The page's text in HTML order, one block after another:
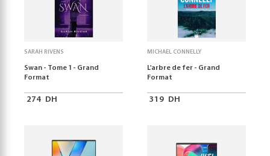
SARAH RIVENS
Swan - Tome 1 - Grand
Format
274 DH
MICHAEL CONNELLY
L'arbre de fer - Grand
Format
319 DH